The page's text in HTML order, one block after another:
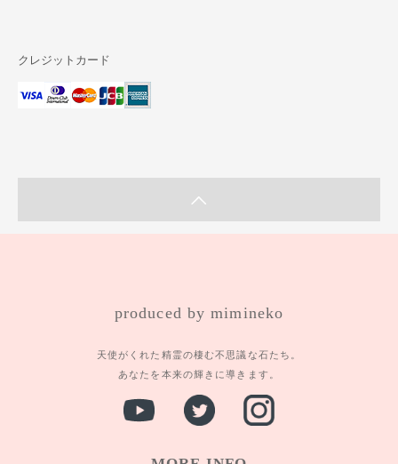
クレジットカード
produced by mimineko
天使がくれた精霊の棲む不思議な石たち。
あなたを本来の輝きに導きます。